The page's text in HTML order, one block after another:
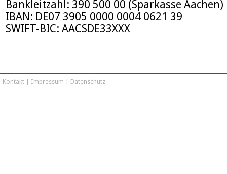
Bankleitzahl: 390 500 00 (Sparkasse Aachen)
IBAN: DE07 3905 0000 0004 0621 39
SWIFT-BIC: AACSDE33XXX
Kontakt Impressum Datenschutz